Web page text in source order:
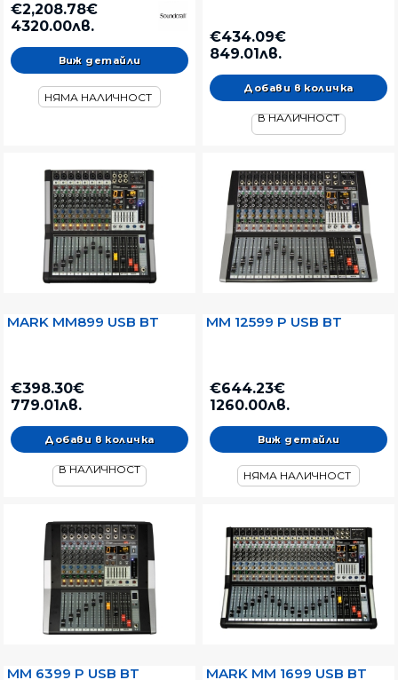
€2,208.78€
4320.00лв.
Виж детайли
НЯМА НАЛИЧНОСТ
€434.09€
849.01лв.
В НАЛИЧНОСТ
MARK MM899 USB BT
€398.30€
779.01лв.
В НАЛИЧНОСТ
MM 12599 P USB BT
€644.23€
1260.00лв.
Виж детайли
НЯМА НАЛИЧНОСТ
MM 6399 P USB BT MARK MM 1699 USB BT